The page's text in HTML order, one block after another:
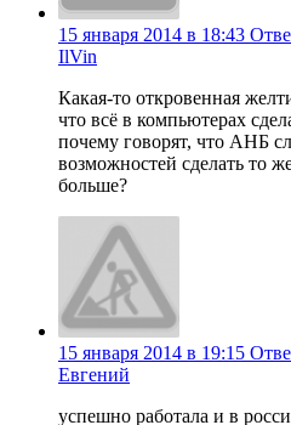
15 января 2014 в 18:43
IlVin
Какая-то откровенная
что всё в компьютерах
почему говорят, что АНБ
возможностей сделать то
больше?
15 января 2014 в 19:15
Евгений
успешно работала и в